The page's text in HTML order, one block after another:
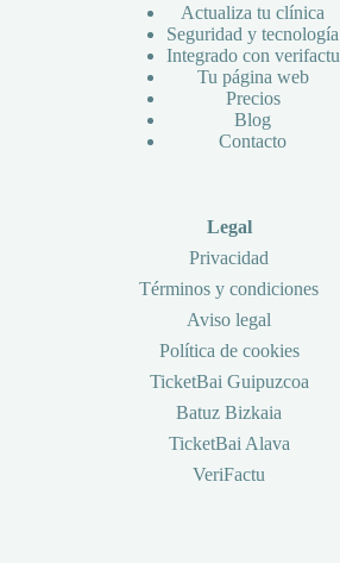
Actualiza tu clínica
Seguridad y tecnología
Integrado con verifactu
Tu página web
Precios
Blog
Contacto
Legal
Privacidad
Términos y condiciones
Aviso legal
Política de cookies
TicketBai Guipuzcoa
Batuz Bizkaia
TicketBai Alava
VeriFactu